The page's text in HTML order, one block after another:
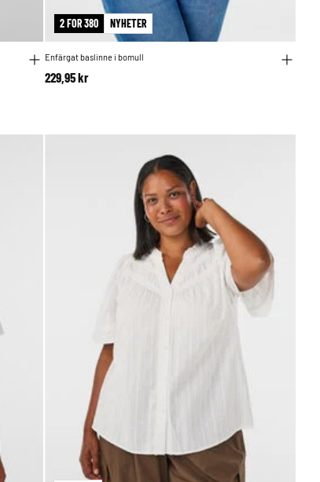
2 FOR 380 NYHETER
Enfärgat baslinne i bomull
229,95 kr